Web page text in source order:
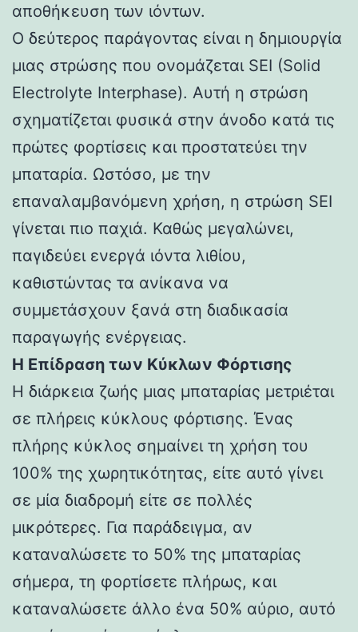
αποθήκευση των ιόντων.
Ο δεύτερος παράγοντας είναι η δημιουργία
μιας στρώσης που ονομάζεται SEI (Solid
Electrolyte Interphase). Αυτή η στρώση
σχηματίζεται φυσικά στην άνοδο κατά τις
πρώτες φορτίσεις και προστατεύει την
μπαταρία. Ωστόσο, με την
επαναλαμβανόμενη χρήση, η στρώση SEI
γίνεται πιο παχιά. Καθώς μεγαλώνει,
παγιδεύει ενεργά ιόντα λιθίου,
καθιστώντας τα ανίκανα να
συμμετάσχουν ξανά στη διαδικασία
παραγωγής ενέργειας.
Η Επίδραση των Κύκλων Φόρτισης
Η διάρκεια ζωής μιας μπαταρίας μετριέται
σε πλήρεις κύκλους φόρτισης. Ένας
πλήρης κύκλος σημαίνει τη χρήση του
100% της χωρητικότητας, είτε αυτό γίνει
σε μία διαδρομή είτε σε πολλές
μικρότερες. Για παράδειγμα, αν
καταναλώσετε το 50% της μπαταρίας
σήμερα, τη φορτίσετε πλήρως, και
καταναλώσετε άλλο ένα 50% αύριο, αυτό